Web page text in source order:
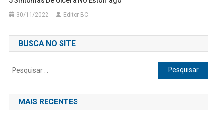
30/11/2022 Editor BC
BUSCA NO SITE
Pesquisar
por:
MAIS RECENTES